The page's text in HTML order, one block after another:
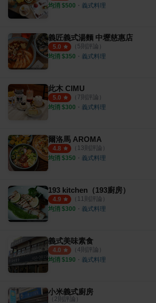
均消 $500 ・ 義式料理
義匠義式湯麵 中壢慈惠店
5.0 （ 5則評論）
均消 $350 ・ 義式料理
此木 CIMU
5.0 （ 7則評論）
均消 $300 ・ 義式料理
爾洛馬 AROMA
4.8 （ 13則評論）
均消 $350 ・ 義式料理
193 kitchen（193廚房）
4.9 （ 11 則評論）
均消 $300 ・ 義式料理
義式美味素食
4.0 （ 4則評論）
均消 $190 ・ 義式料理
小米義式廚房
（ 2則評論）